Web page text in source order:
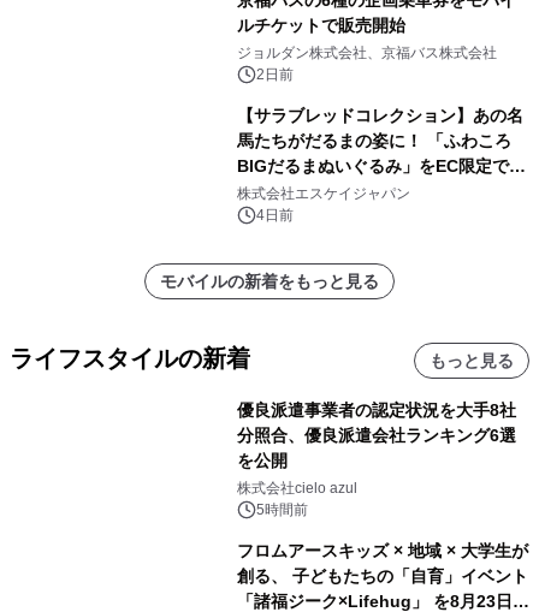
ルチケットで販売開始
ジョルダン株式会社、京福バス株式会社
2日前
【サラブレッドコレクション】あの名
馬たちがだるまの姿に！ 「ふわころ
BIGだるまぬいぐるみ」をEC限定で受
注販売開始
株式会社エスケイジャパン
4日前
モバイルの新着をもっと見る
ライフスタイルの新着 もっと見る
優良派遣事業者の認定状況を大手8社
分照合、優良派遣会社ランキング6選
を公開
株式会社cielo azul
5時間前
フロムアースキッズ × 地域 × 大学生が
創る、 子どもたちの「自育」イベント
「諸福ジーク×Lifehug」 を8月23日